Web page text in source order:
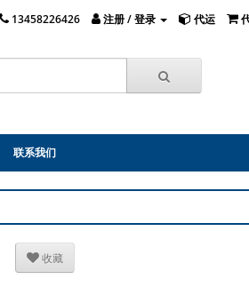
13458226426 注册 / 登录 代运
联系我们
收藏